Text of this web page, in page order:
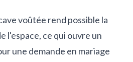
voûtée rend possible la
l'espace, ce qui ouvre un
une demande en mariage